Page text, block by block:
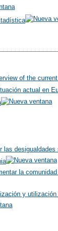
of the
actual en
las
la
y